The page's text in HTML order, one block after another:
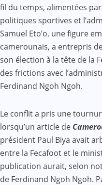
fil du temps, alimentées
politiques sportives et
Samuel Eto’o, une figure
camerounais, a entrepris
son élection à la tête de la
des frictions avec
Ferdinand Ngoh Ngoh.
Le conflit a pris une
lorsqu’un article de
président Paul Biya avait
entre la Fecafoot et le
publication aurait, selon
de Ferdinand Ngoh Ngoh.